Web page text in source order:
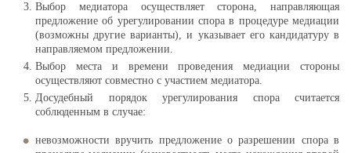
Выбор медиатора осуществляет сторона, направляющая
предложение об урегулировании спора в процедуре медиации
(возможны другие варианты), и указывает его кандидатуру в
направляемом предложении.
Выбор места и времени проведения медиации стороны
осуществляют совместно с участием медиатора.
Досудебный порядок урегулирования спора считается
соблюденным в случае:
невозможности вручить предложение о разрешении спора в